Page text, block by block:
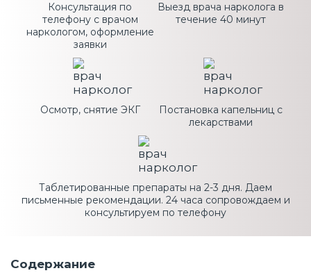
Консультация по
телефону с врачом
наркологом, оформление
заявки
Выезд врача нарколога в
течение 40 минут
Осмотр, снятие ЭКГ
Постановка капельниц с
лекарствами
Таблетированные препараты на 2-3 дня. Даем
письменные рекомендации. 24 часа сопровождаем и
консультируем по телефону
Содержание